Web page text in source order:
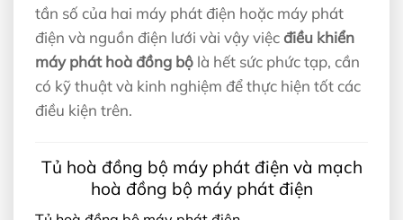
tần số của hai máy phát điện hoặc máy phát
điện và nguồn điện lưới vài vậy việcđiều khiển
máy phát hoà đồng bộ là hết sức phức tạp, cần
có kỹ thuật và kinh nghiệm để thực hiện tốt các
điều kiện trên.
Tủ hoà đồng bộ máy phát điện và mạch
hoà đồng bộ máy phát điện